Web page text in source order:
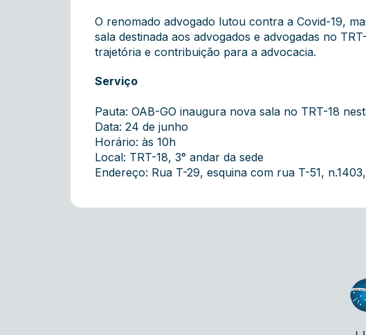
O renomado advogado lutou contra a Covid-19,
sala destinada aos advogados e advogadas no
trajetória e contribuição para a advocacia.
Serviço
Pauta: OAB-GO inaugura nova sala no TRT-18
Data: 24 de junho
Horário: às 10h
Local: TRT-18, 3° andar da sede
Endereço: Rua T-29, esquina com rua T-51,